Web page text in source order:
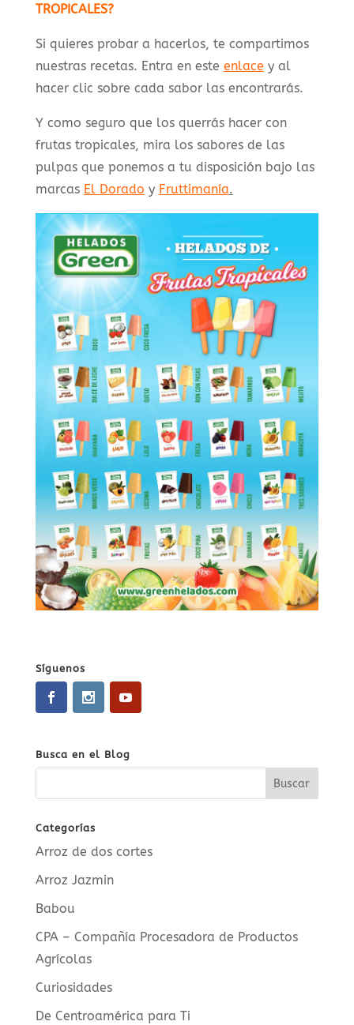
TROPICALES?
Si quieres probar a hacerlos, te compartimos
nuestras recetas. Entra en este enlace y al
hacer clic sobre cada sabor las encontrarás.
Y como seguro que los querrás hacer con
frutas tropicales, mira los sabores de las
pulpas que ponemos a tu disposición bajo las
marcas El Dorado y Fruttimanía.
Síguenos
Busca en el Blog
Categorías
Arroz de dos cortes
Arroz Jazmin
Babou
CPA – Compañía Procesadora de Productos
Agrícolas
Curiosidades
De Centroamérica para Ti